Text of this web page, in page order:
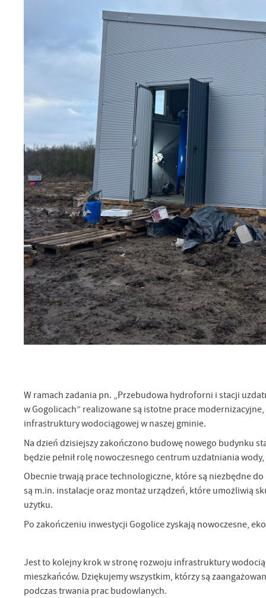
W ramach zadania pn. „Przebudowa hydroforni i stacji
w Gogolicach” realizowane są istotne prace
infrastruktury wodociągowej w naszej gminie.
Na dzień dzisiejszy zakończono budowę nowego budynku
będzie pełnił rolę nowoczesnego centrum uzdatniania
Obecnie trwają prace technologiczne, które są niezbędne
są m.in. instalacje oraz montaż urządzeń, które umożliwią
użytku.
Po zakończeniu inwestycji Gogolice zyskają nowoczesne,
Jest to kolejny krok w stronę rozwoju infrastruktury
mieszkańców. Dziękujemy wszystkim, którzy są
podczas trwania prac budowlanych.